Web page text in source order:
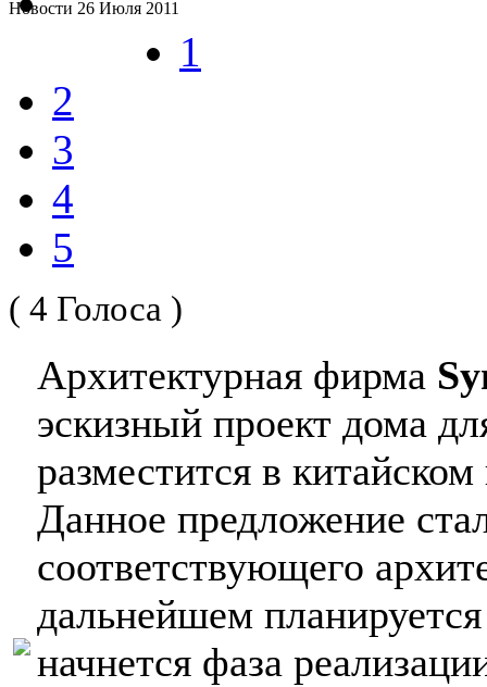
Новости 26 Июля 2011
1
2
3
4
5
( 4 Голоса )
Архитектурная фирма
эскизный проект дома
разместится в
Данное предложение
соответствующего
дальнейшем
начнется фаза